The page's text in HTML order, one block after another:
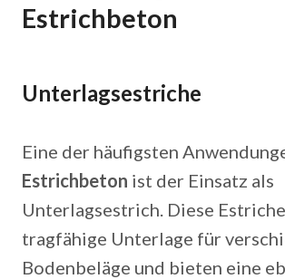
Estrichbeton
Unterlagsestriche
Eine der häufigsten
Estrichbeton ist der Einsatz als
Unterlagsestrich. Diese
tragfähige Unterlage für
Bodenbeläge und bieten eine